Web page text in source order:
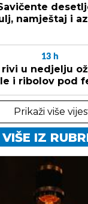
namještaj i
13 h
rivi u nedjelju
i ribolov pod
Prikaži više
VIŠE IZ